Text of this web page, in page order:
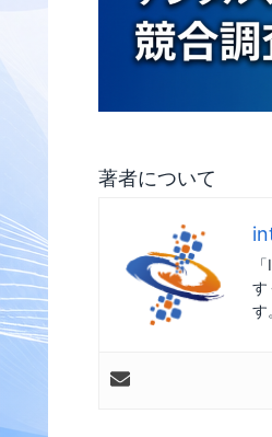
著者について
す
す